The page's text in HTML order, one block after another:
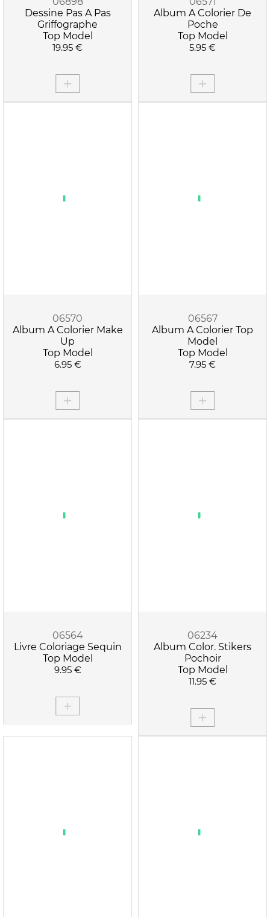
Dessine Pas A Pas
Griffographe
Top Model
19.95 €
Album A Colorier De
Poche
Top Model
5.95 €
06570
Album A Colorier Make
Up
Top Model
6.95 €
06567
Album A Colorier Top
Model
Top Model
7.95 €
06564
Livre Coloriage Sequin
Top Model
9.95 €
06234
Album Color. Stikers
Pochoir
Top Model
11.95 €